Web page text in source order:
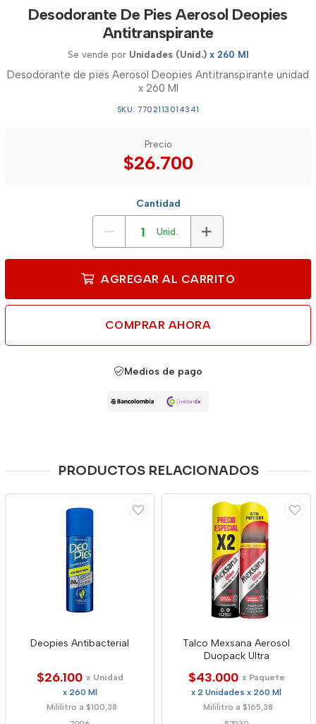
Desodorante De Pies Aerosol Deopies
Antitranspirante
Se vende por Unidades (Unid.) x 260 Ml
Desodorante de pies Aerosol Deopies Antitranspirante unidad
x 260 Ml
SKU: 7702113014341
Precio
$26.700
Cantidad
Unid.
AGREGAR AL CARRITO
COMPRAR AHORA
Medios de pago
PRODUCTOS RELACIONADOS
Deopies Antibacterial
$26.100 x Unidad
x 260 Ml
Mililitro a $100,38
Talco Mexsana Aerosol
Duopack Ultra
$43.000 x Paquete
x 2 Unidades x 260 Ml
Mililitro a $165,38